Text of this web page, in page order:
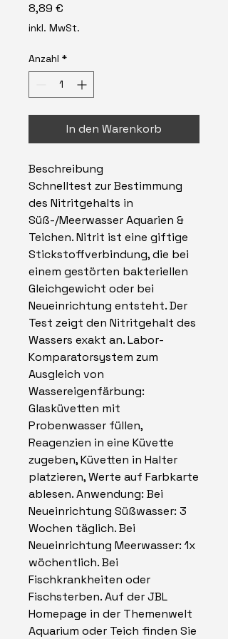
8,89 €
inkl. MwSt.
Anzahl *
In den Warenkorb
Beschreibung
Schnelltest zur Bestimmung
des Nitritgehalts in
Süß-/Meerwasser Aquarien &
Teichen. Nitrit ist eine giftige
Stickstoffverbindung, die bei
einem gestörten bakteriellen
Gleichgewicht oder bei
Neueinrichtung entsteht. Der
Test zeigt den Nitritgehalt des
Wassers exakt an. Labor-
Komparatorsystem zum
Ausgleich von
Wassereigenfärbung:
Glasküvetten mit
Probenwasser füllen,
Reagenzien in eine Küvette
zugeben, Küvetten in Halter
platzieren, Werte auf Farbkarte
ablesen. Anwendung: Bei
Neueinrichtung Süßwasser: 3
Wochen täglich. Bei
Neueinrichtung Meerwasser: 1x
wöchentlich. Bei
Fischkrankheiten oder
Fischsterben. Auf der JBL
Homepage in der Themenwelt
Aquarium oder Teich finden Sie